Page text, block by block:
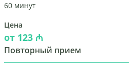
60 минут
Цена
от 123 ₼
Повторный прием